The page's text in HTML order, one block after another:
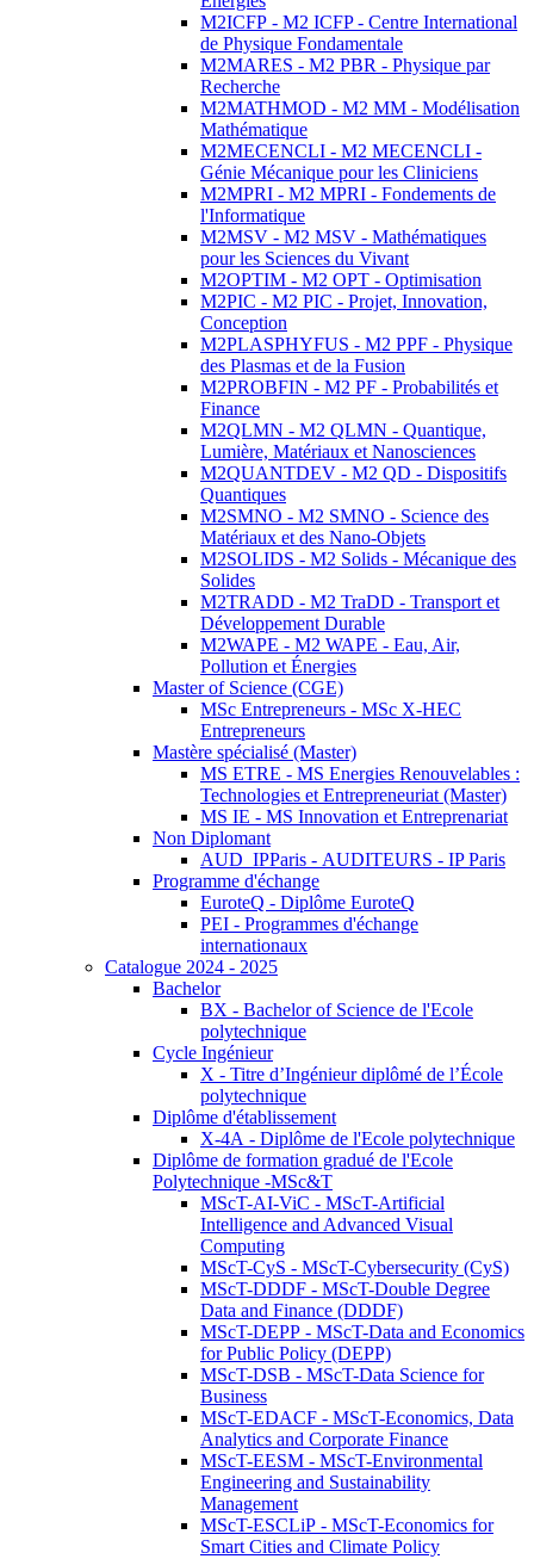
M2ICFP - M2 ICFP - Centre International
de Physique Fondamentale
M2MARES - M2 PBR - Physique par
Recherche
M2MATHMOD - M2 MM - Modélisation
Mathématique
M2MECENCLI - M2 MECENCLI -
Génie Mécanique pour les Cliniciens
M2MPRI - M2 MPRI - Fondements de
l'Informatique
M2MSV - M2 MSV - Mathématiques
pour les Sciences du Vivant
M2OPTIM - M2 OPT - Optimisation
M2PIC - M2 PIC - Projet, Innovation,
Conception
M2PLASPHYFUS - M2 PPF - Physique
des Plasmas et de la Fusion
M2PROBFIN - M2 PF - Probabilités et
Finance
M2QLMN - M2 QLMN - Quantique,
Lumière, Matériaux et Nanosciences
M2QUANTDEV - M2 QD - Dispositifs
Quantiques
M2SMNO - M2 SMNO - Science des
Matériaux et des Nano-Objets
M2SOLIDS - M2 Solids - Mécanique des
Solides
M2TRADD - M2 TraDD - Transport et
Développement Durable
M2WAPE - M2 WAPE - Eau, Air,
Pollution et Énergies
Master of Science (CGE)
MSc Entrepreneurs - MSc X-HEC
Entrepreneurs
Mastère spécialisé (Master)
MS ETRE - MS Energies Renouvelables :
Technologies et Entrepreneuriat (Master)
MS IE - MS Innovation et Entreprenariat
Non Diplomant
AUD_IPParis - AUDITEURS - IP Paris
Programme d'échange
EuroteQ - Diplôme EuroteQ
PEI - Programmes d'échange
internationaux
Catalogue 2024 - 2025
Bachelor
BX - Bachelor of Science de l'Ecole
polytechnique
Cycle Ingénieur
X - Titre d’Ingénieur diplômé de l’École
polytechnique
Diplôme d'établissement
X-4A - Diplôme de l'Ecole polytechnique
Diplôme de formation gradué de l'Ecole
Polytechnique -MSc&T
MScT-AI-ViC - MScT-Artificial
Intelligence and Advanced Visual
Computing
MScT-CyS - MScT-Cybersecurity (CyS)
MScT-DDDF - MScT-Double Degree
Data and Finance (DDDF)
MScT-DEPP - MScT-Data and Economics
for Public Policy (DEPP)
MScT-DSB - MScT-Data Science for
Business
MScT-EDACF - MScT-Economics, Data
Analytics and Corporate Finance
MScT-EESM - MScT-Environmental
Engineering and Sustainability
Management
MScT-ESCLiP - MScT-Economics for
Smart Cities and Climate Policy